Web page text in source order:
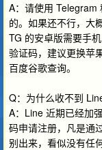
A：请使用 Telegram
的。如果还不行，大
TG 的安卓版需要手
验证码，建议更换苹
百度谷歌查询。
Q：为什么收不到
A：Line 近期已经加
码申请注册，凡是通
别出来，看似没有任